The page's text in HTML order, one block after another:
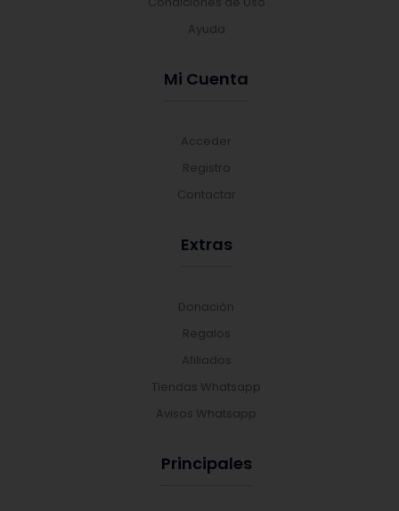
Ayuda
Mi Cuenta
Acceder
Registro
Contactar
Extras
Donación
Regalos
Afiliados
Tiendas Whatsapp
Avisos Whatsapp
Principales